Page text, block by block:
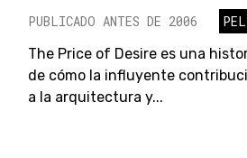
PUBLICADO ANTES DE 2006
The Price of Desire es una
de cómo la influyente
a la arquitectura y...